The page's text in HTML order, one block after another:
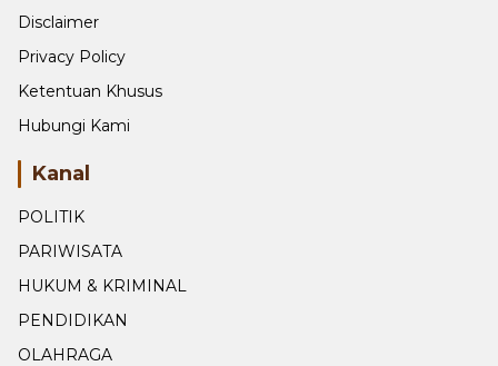
Disclaimer
Privacy Policy
Ketentuan Khusus
Hubungi Kami
Kanal
POLITIK
PARIWISATA
HUKUM & KRIMINAL
PENDIDIKAN
OLAHRAGA